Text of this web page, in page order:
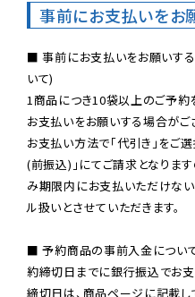
事前にお支払いをお
■ 事前にお支払いをお願いす
いて)
1商品につき10袋以上のご予約
お支払いをお願いする場合がご
お支払い方法で「代引き」をご
(前振込)」にてご請求となりま
み期限内にお支払いただけな
ル扱いとさせていただきます。
■ 予約商品の事前入金につい
約締切日までに銀行振込でお
締切日は、商品ページに記載し